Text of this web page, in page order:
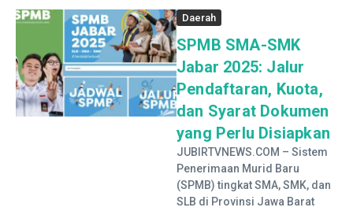
Daerah
SPMB SMA-SMK
Jabar 2025: Jalur
Pendaftaran, Kuota,
dan Syarat Dokumen
yang Perlu Disiapkan
JUBIRTVNEWS.COM – Sistem
Penerimaan Murid Baru
(SPMB) tingkat SMA, SMK, dan
SLB di Provinsi Jawa Barat